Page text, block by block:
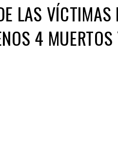
LAS VÍCTIMAS
4